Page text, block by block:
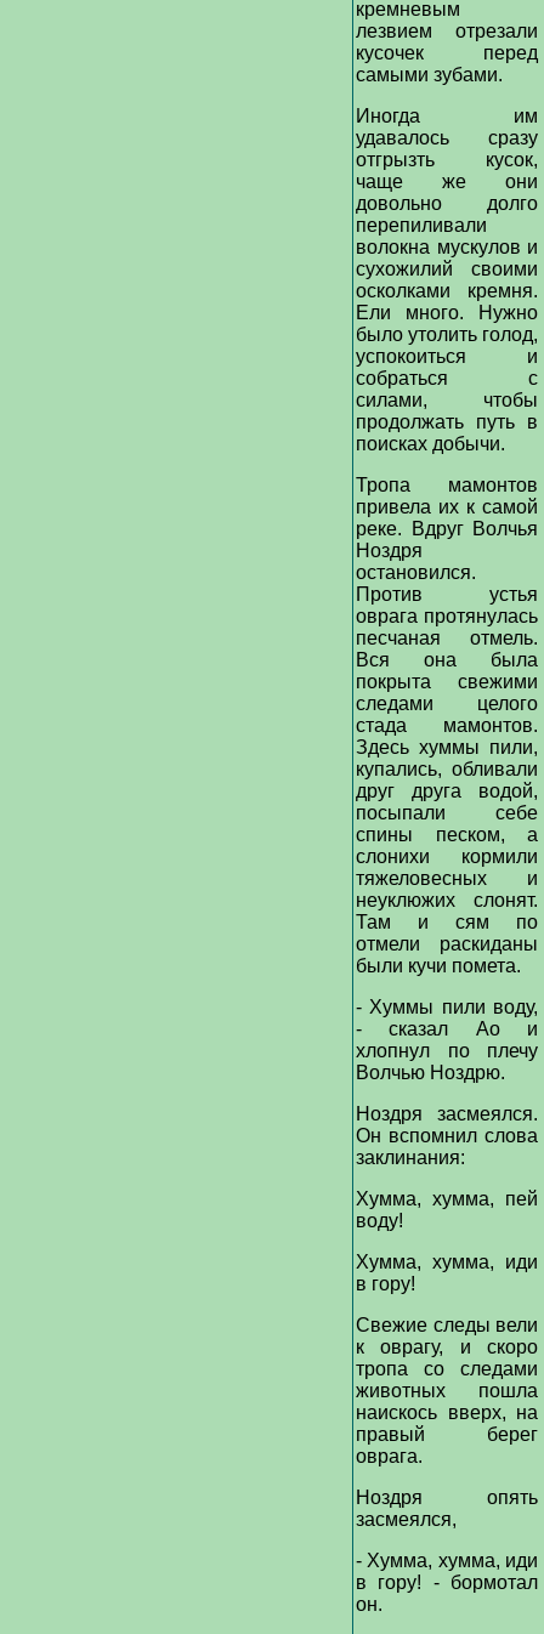
кремневым
лезвием отрезали
кусочек перед
самыми зубами.
Иногда им
удавалось сразу
отгрызть кусок,
чаще же они
довольно долго
перепиливали
волокна мускулов и
сухожилий своими
осколками кремня.
Ели много. Нужно
было утолить голод,
успокоиться и
собраться с
силами, чтобы
продолжать путь в
поисках добычи.
Тропа мамонтов
привела их к самой
реке. Вдруг Волчья
Ноздря
остановился.
Против устья
оврага протянулась
песчаная отмель.
Вся она была
покрыта свежими
следами целого
стада мамонтов.
Здесь хуммы пили,
купались, обливали
друг друга водой,
посыпали себе
спины песком, а
слонихи кормили
тяжеловесных и
неуклюжих слонят.
Там и сям по
отмели раскиданы
были кучи помета.
- Хуммы пили воду,
- сказал Ао и
хлопнул по плечу
Волчью Ноздрю.
Ноздря засмеялся.
Он вспомнил слова
заклинания:
Хумма, хумма, пей
воду!
Хумма, хумма, иди
в гору!
Свежие следы вели
к оврагу, и скоро
тропа со следами
животных пошла
наискось вверх, на
правый берег
оврага.
Ноздря опять
засмеялся,
- Хумма, хумма, иди
в гору! - бормотал
он.